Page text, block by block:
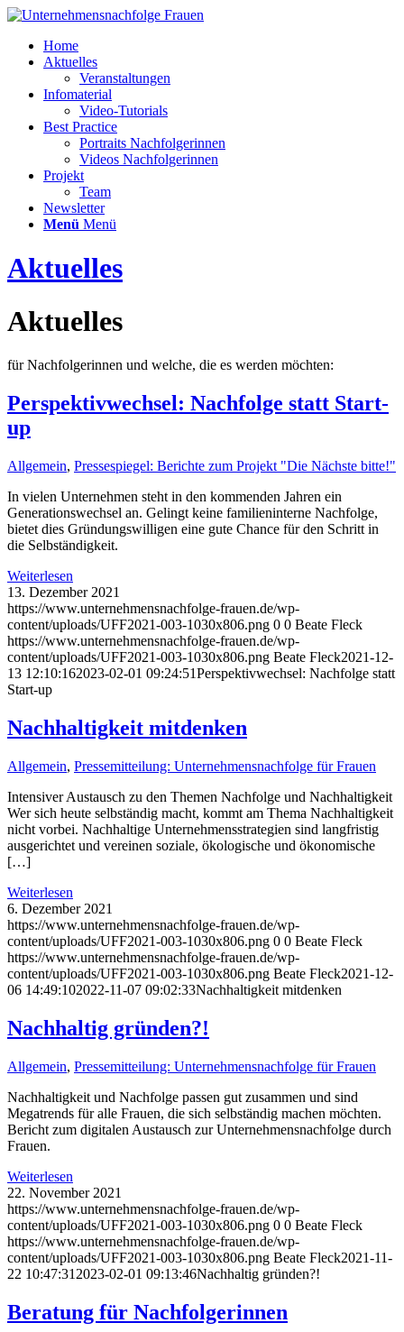
Home
Aktuelles
Veranstaltungen
Infomaterial
Video-Tutorials
Best Practice
Portraits Nachfolgerinnen
Videos Nachfolgerinnen
Projekt
Team
Newsletter
Menü Menü
Aktuelles
Aktuelles
für Nachfolgerinnen und welche, die es werden möchten:
Perspektivwechsel: Nachfolge statt Start-
up
Allgemein, Pressespiegel: Berichte zum Projekt "Die Nächste bitte!"
In vielen Unternehmen steht in den kommenden Jahren ein
Generationswechsel an. Gelingt keine familieninterne Nachfolge,
bietet dies Gründungswilligen eine gute Chance für den Schritt in
die Selbständigkeit.
Weiterlesen
13. Dezember 2021
https://www.unternehmensnachfolge-frauen.de/wp-
content/uploads/UFF2021-003-1030x806.png 0 0 Beate Fleck
https://www.unternehmensnachfolge-frauen.de/wp-
content/uploads/UFF2021-003-1030x806.png Beate Fleck2021-12-
13 12:10:162023-02-01 09:24:51Perspektivwechsel: Nachfolge statt
Start-up
Nachhaltigkeit mitdenken
Allgemein, Pressemitteilung: Unternehmensnachfolge für Frauen
Intensiver Austausch zu den Themen Nachfolge und Nachhaltigkeit
Wer sich heute selbständig macht, kommt am Thema Nachhaltigkeit
nicht vorbei. Nachhaltige Unternehmensstrategien sind langfristig
ausgerichtet und vereinen soziale, ökologische und ökonomische
[…]
Weiterlesen
6. Dezember 2021
https://www.unternehmensnachfolge-frauen.de/wp-
content/uploads/UFF2021-003-1030x806.png 0 0 Beate Fleck
https://www.unternehmensnachfolge-frauen.de/wp-
content/uploads/UFF2021-003-1030x806.png Beate Fleck2021-12-
06 14:49:102022-11-07 09:02:33Nachhaltigkeit mitdenken
Nachhaltig gründen?!
Allgemein, Pressemitteilung: Unternehmensnachfolge für Frauen
Nachhaltigkeit und Nachfolge passen gut zusammen und sind
Megatrends für alle Frauen, die sich selbständig machen möchten.
Bericht zum digitalen Austausch zur Unternehmensnachfolge durch
Frauen.
Weiterlesen
22. November 2021
https://www.unternehmensnachfolge-frauen.de/wp-
content/uploads/UFF2021-003-1030x806.png 0 0 Beate Fleck
https://www.unternehmensnachfolge-frauen.de/wp-
content/uploads/UFF2021-003-1030x806.png Beate Fleck2021-11-
22 10:47:31 2023-02-01 09:13:46Nachhaltig gründen?!
Beratung für Nachfolgerinnen